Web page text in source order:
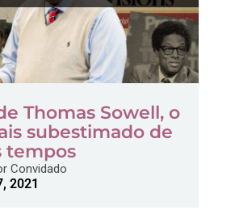
Thomas Sowell, o
subestimado de
tempos
Convidado
2021